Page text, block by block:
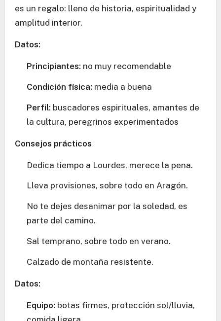
es un regalo: lleno de historia, espiritualidad y
amplitud interior.
Datos:
Principiantes: no muy recomendable
Condición física: media a buena
Perfil: buscadores espirituales, amantes de
la cultura, peregrinos experimentados
Consejos prácticos
Dedica tiempo a Lourdes, merece la pena.
Lleva provisiones, sobre todo en Aragón.
No te dejes desanimar por la soledad, es
parte del camino.
Sal temprano, sobre todo en verano.
Calzado de montaña resistente.
Datos:
Equipo: botas firmes, protección sol/lluvia,